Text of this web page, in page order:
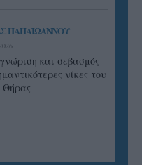
ΠΑΠΑΪΩΑΝΝΟΥ
και σεβασμός
νίκες του